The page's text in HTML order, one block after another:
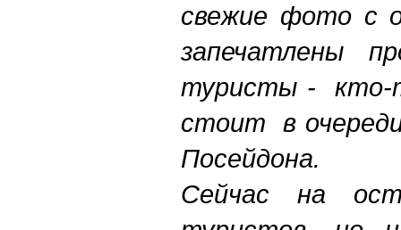
свежие фото с
запечатлены
туристы - кто-
стоит в
Посейдона.
Сейчас на